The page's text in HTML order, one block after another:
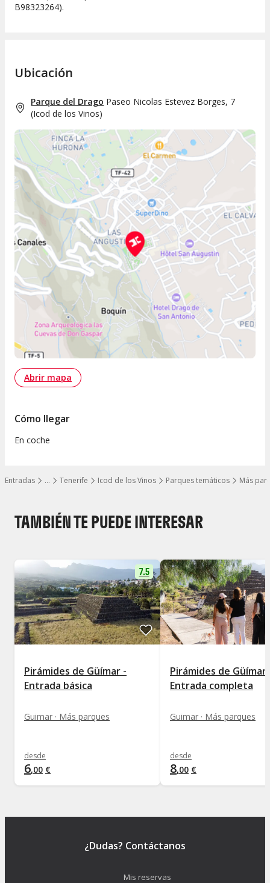
…
Mostrar todos los niveles
Entradas Tenerife Icod de los Vinos Parques temáticos Más
B98323264).
Ubicación
Parque del Drago Paseo Nicolas Estevez Borges, 7
(Icod de los Vinos)
Abrir mapa
Cómo llegar
En coche
TAMBIÉN TE PUEDE INTERESAR
7.5
Pirámides de Güímar -
Entrada básica
Guimar · Más parques
desde
6,00 €
Pirámides de Güímar
Entrada completa
Guimar · Más parques
desde
8,00 €
¿Dudas? Contáctanos
Mis reservas